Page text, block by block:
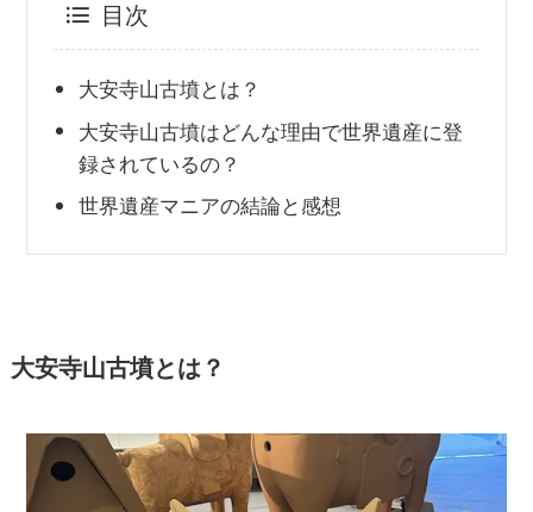
目次
大安寺山古墳とは？
大安寺山古墳はどんな理由で世界遺産に登
録されているの？
世界遺産マニアの結論と感想
大安寺山古墳とは？